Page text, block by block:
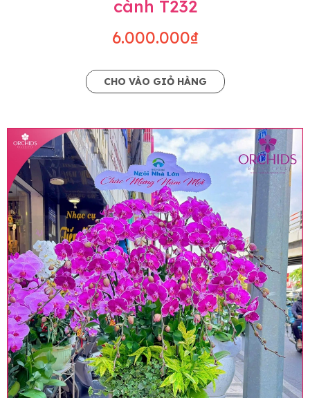
cành T232
6.000.000₫
CHO VÀO GIỎ HÀNG